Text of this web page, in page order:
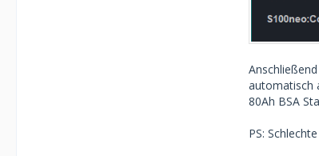
automatisch
80Ah BSA
PS: